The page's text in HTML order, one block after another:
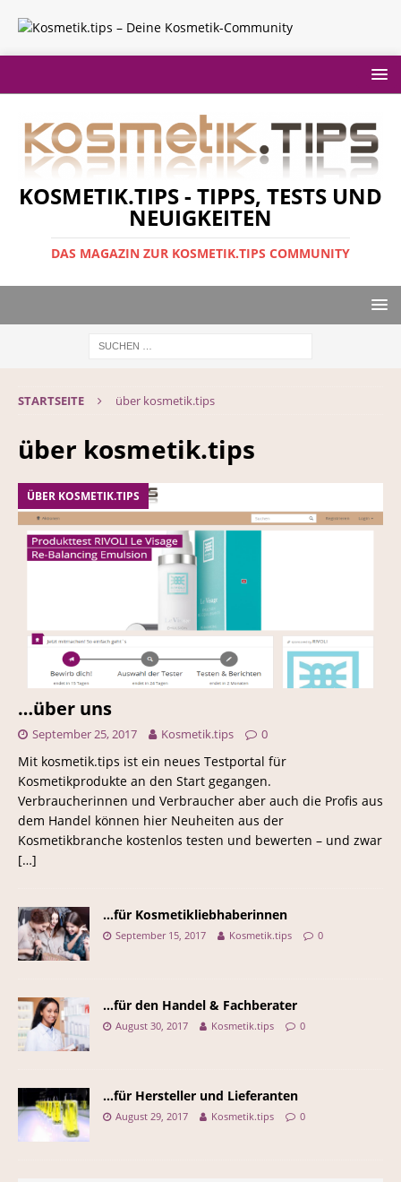
KOSMETIK.TIPS - TIPPS, TESTS UND
NEUIGKEITEN
DAS MAGAZIN ZUR KOSMETIK.TIPS COMMUNITY
STARTSEITE über kosmetik.tips
über kosmetik.tips
ÜBER KOSMETIK.TIPS
…über uns
September 25, 2017 Kosmetik.tips 0
Mit kosmetik.tips ist ein neues Testportal für
Kosmetikprodukte an den Start gegangen.
Verbraucherinnen und Verbraucher aber auch die Profis aus
dem Handel können hier Neuheiten aus der
Kosmetikbranche kostenlos testen und bewerten – und zwar
[…]
…für Kosmetikliebhaberinnen
September 15, 2017 Kosmetik.tips 0
…für den Handel & Fachberater
August 30, 2017 Kosmetik.tips 0
…für Hersteller und Lieferanten
August 29, 2017 Kosmetik.tips 0